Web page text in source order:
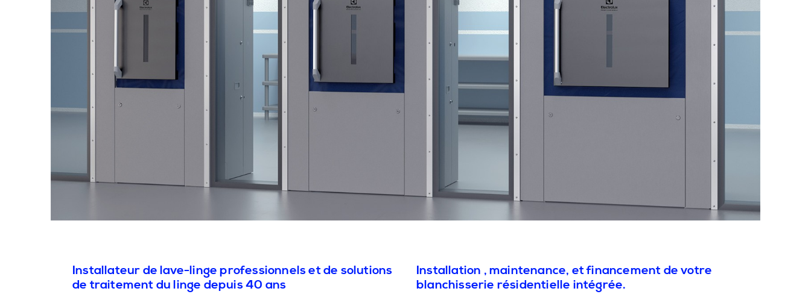
Installateur de lave-linge professionnels et de solutions
de traitement du linge depuis 40 ans
Installation , maintenance, et financement de votre
blanchisserie résidentielle intégrée.